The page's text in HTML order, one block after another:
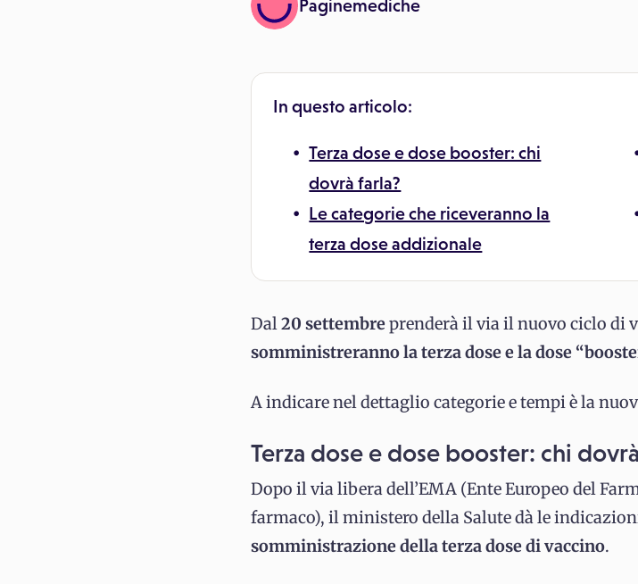
Paginemediche
In questo articolo:
Terza dose e dose booster: chi
dovrà farla?
Le categorie che riceveranno la
terza dose addizionale
Dal20 settembreprenderà il via il nuovo ciclo di
somministreranno la terza dose e la dose
A indicare nel dettaglio categorie e tempi è la
Terza dose e dose booster: chi
Dopo il via libera dell’EMA (Ente Europeo del
farmaco), il ministero della Salute dà le
somministrazione della terza dose di vaccino.